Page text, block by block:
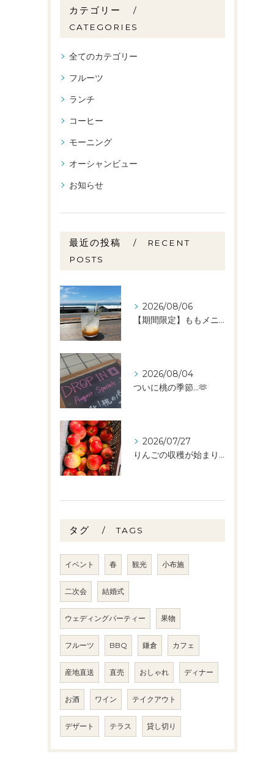
カテゴリー
CATEGORIES
全てのカテゴリー
フルーツ
ランチ
コーヒー
モーニング
オーシャンビュー
お知らせ
最近の投稿
RECENT
POSTS
2026/08/06
【期間限定】ももメニュー🍑スタートしました✨️
2026/08/04
ついに桃の季節…🫶
2026/07/27
りんごの収穫が始まりました🧑‍🌾🍎
タグ TAGS
イベント 春 観光 小布施
二次会 結婚式
ウェディングパーティー 果物
フルーツ BBQ 鎌倉 カフェ
産地直送 直売 おしゃれ ディナー
お酒 ワイン テイクアウト
デザート テラス 貸し切り